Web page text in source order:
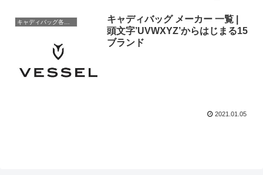
キャディバッグ各メーカー
キャディバッグ メーカー 一覧 |
頭文字’UVWXYZ’からはじまる15
ブランド
2021.01.05